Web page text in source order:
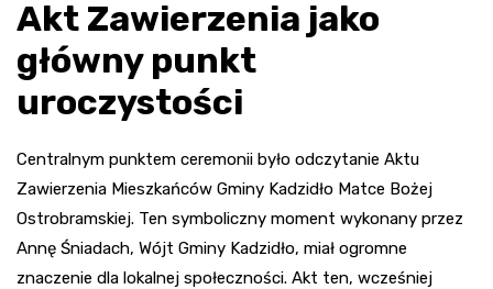
Akt Zawierzenia jako
główny punkt
uroczystości
Centralnym punktem ceremonii było odczytanie Aktu
Zawierzenia Mieszkańców Gminy Kadzidło Matce Bożej
Ostrobramskiej. Ten symboliczny moment wykonany przez
Annę Śniadach, Wójt Gminy Kadzidło, miał ogromne
znaczenie dla lokalnej społeczności. Akt ten, wcześniej